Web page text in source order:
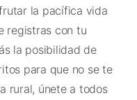
la pacífica vida
registras con tu
la posibilidad de
para que no se te
rural, únete a todos